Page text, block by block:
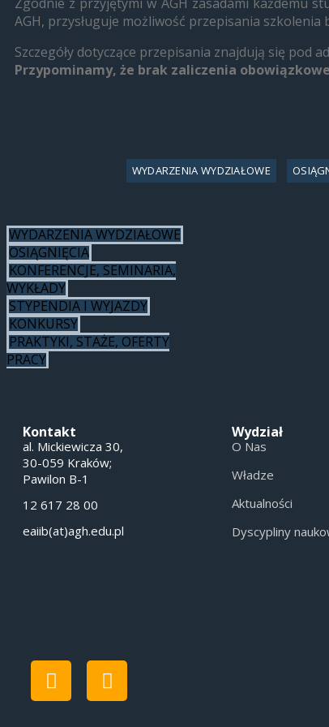
AGH, przysługuje możliwość przepisania
Szczegóły dotyczące przepisania znajdują się pod
Przypominamy, że brak zaliczenia
WYDARZENIA WYDZIAŁOWE
WYDARZENIA WYDZIAŁOWE
OSIĄGNIĘCIA
KONFERENCJE, SEMINARIA,
WYKŁADY
STYPENDIA I WYJAZDY
KONKURSY
PRAKTYKI, STAŻE, OFERTY
PRACY
Kontakt
al. Mickiewicza 30,
30-059 Kraków;
Pawilon B-1
12 617 28 00
eaiib(at)agh.edu.pl
Wydział
O Nas
Władze
Aktualności
Dyscypliny